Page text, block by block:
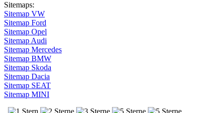
Sitemaps:
Sitemap VW
Sitemap Ford
Sitemap Opel
Sitemap Audi
Sitemap Mercedes
Sitemap BMW
Sitemap Skoda
Sitemap Dacia
Sitemap SEAT
Sitemap MINI